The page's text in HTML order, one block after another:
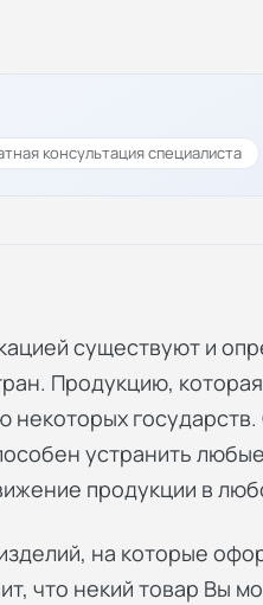
консультация специалиста
существуют и
Продукцию,
некоторых
устранить
продукции в
на которые
что некий товар Вы